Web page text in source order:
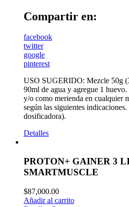
Compartir en:
facebook
twitter
google
pinterest
USO SUGERIDO: Mezcle 50g
90ml de agua y agregue 1
y/o como merienda en cualquier
según las siguientes
dosificadora).
Detalles
PROTON+ GAINER 3
SMARTMUSCLE
$87,000.00
Añadir al carrito